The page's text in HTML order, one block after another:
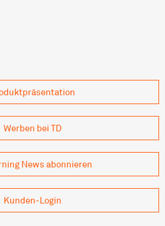
Werben bei TD
News abonnieren
Kunden-Login